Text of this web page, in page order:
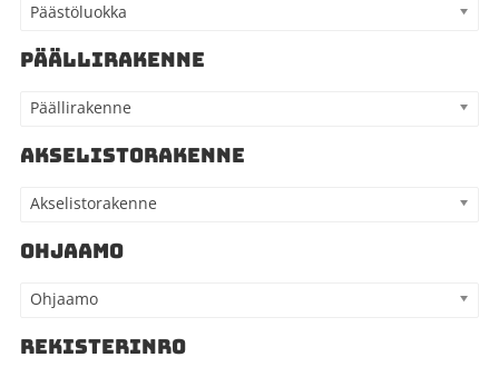
Päästöluokka
PÄÄLLIRAKENNE
Päällirakenne
AKSELISTORAKENNE
Akselistorakenne
OHJAAMO
Ohjaamo
REKISTERINRO